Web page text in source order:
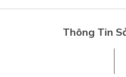
Thông Tin